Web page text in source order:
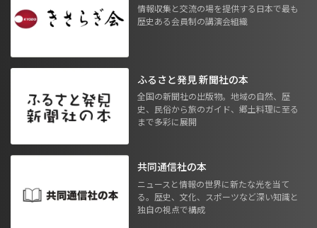
情報収集と交流の場を提供する日本で最も
歴史ある会員制の講演会組織
ふるさと発見 新聞社の本
全国の新聞社の出版物。地域の自然、歴
史、民俗から旅のガイド、郷土料理に至る
まで多彩に展開
共同通信社の本
ニュースと情報の世界に新たな光を当て
る。歴史、文化、スポーツなど深い知識と
独自の視点で構成